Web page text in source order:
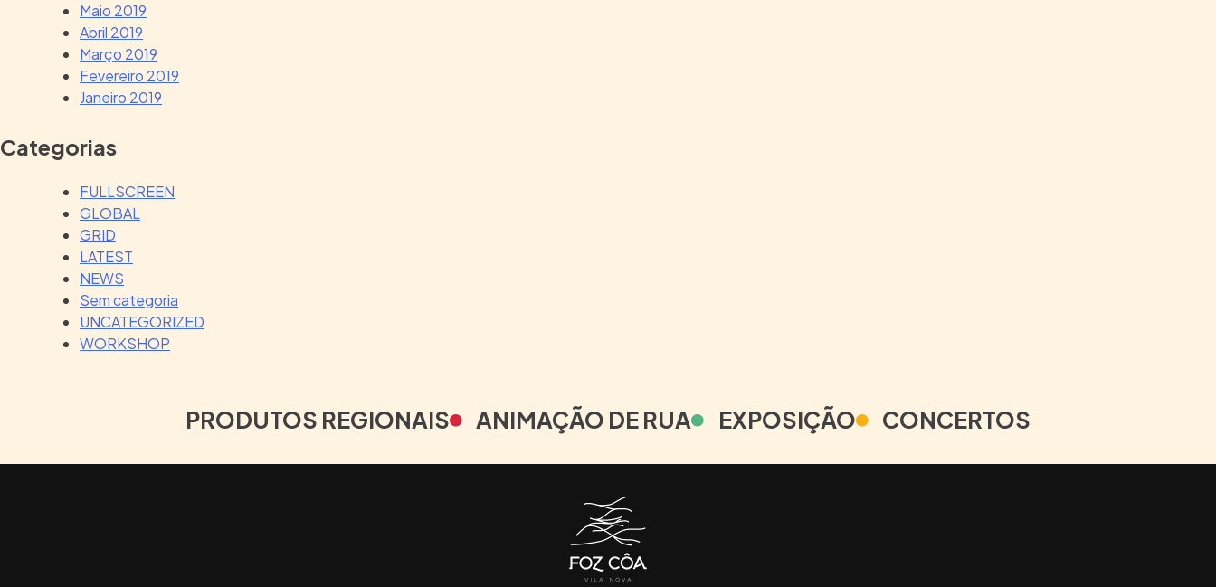
Maio 2019
Abril 2019
Março 2019
Fevereiro 2019
Janeiro 2019
Categorias
FULLSCREEN
GLOBAL
GRID
LATEST
NEWS
Sem categoria
UNCATEGORIZED
WORKSHOP
PRODUTOS REGIONAIS ANIMAÇÃO DE RUA EXPOSIÇÃO CONCERTOS